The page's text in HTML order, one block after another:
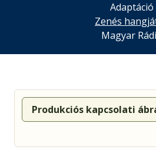
Adaptáció
Zenés
Magyar
Produkciós kapcsolati